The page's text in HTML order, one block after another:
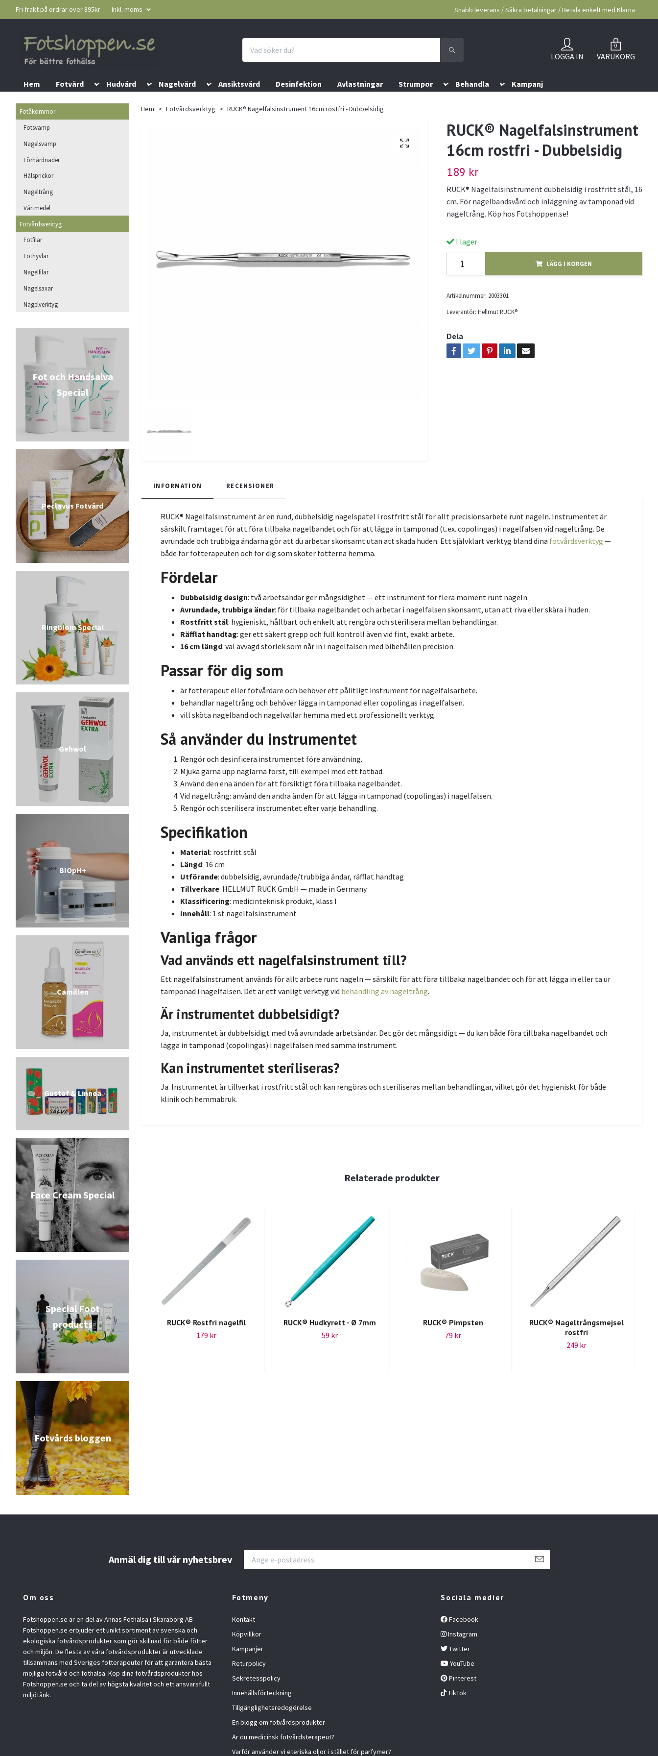
Fri frakt på ordrar över 895kr Inkl. moms Snabb leverans / Säkra betalningar / Betala enkelt med Klarna
LOGGA IN
0
VARUKORG
Hem Fotvård Hudvård Nagelvård Ansiktsvård Desinfektion Avlastningar Strumpor Behandla Kampanj
Fotåkommor
Fotsvamp
Nagelsvamp
Förhårdnader
Hälsprickor
Nageltrång
Vårtmedel
Fotvårdsverktyg
Fotfilar
Fothyvlar
Nagelfilar
Nagelsaxar
Nagelverktyg
Fot och Handsalva
Special
Peclavus Fotvård
Ringblom Special
Gehwol
BIOpH+
Camillen
Gustaf & Linnea
Face Cream Special
Special Foot
products
Fotvårds bloggen
Hem Fotvårdsverktyg RUCK® Nagelfalsinstrument 16cm rostfri - Dubbelsidig
RUCK® Nagelfalsinstrument
16cm rostfri - Dubbelsidig
189 kr
RUCK® Nagelfalsinstrument dubbelsidig i rostfritt stål, 16
cm. För nagelbandsvård och inläggning av tamponad vid
nageltrång. Köp hos Fotshoppen.se!
I lager
LÄGG I KORGEN
Artikelnummer: 2003301
Leverantör: Hellmut RUCK®
Dela
INFORMATION RECENSIONER
RUCK® Nagelfalsinstrument är en rund, dubbelsidig nagelspatel i rostfritt stål för allt precisionsarbete runt nageln. Instrumentet är
särskilt framtaget för att föra tillbaka nagelbandet och för att lägga in tamponad (t.ex. copolingas) i nagelfalsen vid nageltrång. De
avrundade och trubbiga ändarna gör att du arbetar skonsamt utan att skada huden. Ett självklart verktyg bland dina fotvårdsverktyg —
både för fotterapeuten och för dig som sköter fötterna hemma.
Fördelar
Dubbelsidig design: två arbetsändar ger mångsidighet — ett instrument för flera moment runt nageln.
Avrundade, trubbiga ändar: för tillbaka nagelbandet och arbetar i nagelfalsen skonsamt, utan att riva eller skära i huden.
Rostfritt stål: hygieniskt, hållbart och enkelt att rengöra och sterilisera mellan behandlingar.
Räfflat handtag: ger ett säkert grepp och full kontroll även vid fint, exakt arbete.
16 cm längd: väl avvägd storlek som når in i nagelfalsen med bibehållen precision.
Passar för dig som
är fotterapeut eller fotvårdare och behöver ett pålitligt instrument för nagelfalsarbete.
behandlar nageltrång och behöver lägga in tamponad eller copolingas i nagelfalsen.
vill sköta nagelband och nagelvallar hemma med ett professionellt verktyg.
Så använder du instrumentet
Rengör och desinficera instrumentet före användning.
Mjuka gärna upp naglarna först, till exempel med ett fotbad.
Använd den ena änden för att försiktigt föra tillbaka nagelbandet.
Vid nageltrång: använd den andra änden för att lägga in tamponad (copolingas) i nagelfalsen.
Rengör och sterilisera instrumentet efter varje behandling.
Specifikation
Material: rostfritt stål
Längd: 16 cm
Utförande: dubbelsidig, avrundade/trubbiga ändar, räfflat handtag
Tillverkare: HELLMUT RUCK GmbH — made in Germany
Klassificering: medicinteknisk produkt, klass I
Innehåll: 1 st nagelfalsinstrument
Vanliga frågor
Vad används ett nagelfalsinstrument till?
Ett nagelfalsinstrument används för allt arbete runt nageln — särskilt för att föra tillbaka nagelbandet och för att lägga in eller ta ur
tamponad i nagelfalsen. Det är ett vanligt verktyg vid behandling av nageltrång.
Är instrumentet dubbelsidigt?
Ja, instrumentet är dubbelsidigt med två avrundade arbetsändar. Det gör det mångsidigt — du kan både föra tillbaka nagelbandet och
lägga in tamponad (copolingas) i nagelfalsen med samma instrument.
Kan instrumentet steriliseras?
Ja. Instrumentet är tillverkat i rostfritt stål och kan rengöras och steriliseras mellan behandlingar, vilket gör det hygieniskt för både
klinik och hemmabruk.
RUCK® Rostfri nagelfil
179 kr
RUCK® Hudkyrett - Ø 7mm
59 kr
RUCK® Pimpsten
79 kr
RUCK® Nageltrångsmejsel
rostfri
249 kr
Anmäl dig till vår nyhetsbrev
Om oss
Fotshoppen.se är en del av Annas Fothälsa i Skaraborg AB -
Fotshoppen.se erbjuder ett unikt sortiment av svenska och
ekologiska fotvårdsprodukter som gör skillnad för både fötter
och miljön. De flesta av våra fotvårdsprodukter är utvecklade
tillsammans med Sveriges fotterapeuter för att garantera bästa
möjliga fotvård och fothälsa. Köp dina fotvårdsprodukter hos
Fotshoppen.se och ta del av högsta kvalitet och ett ansvarsfullt
miljötänk.
Fotmeny
Kontakt
Köpvillkor
Kampanjer
Returpolicy
Sekretesspolicy
Innehållsförteckning
Tillgänglighetsredogörelse
En blogg om fotvårdsprodukter
Är du medicinsk fotvårdsterapeut?
Varför använder vi eteriska oljor i stället för parfymer?
Sociala medier
Facebook
Instagram
Twitter
YouTube
Pinterest
TikTok